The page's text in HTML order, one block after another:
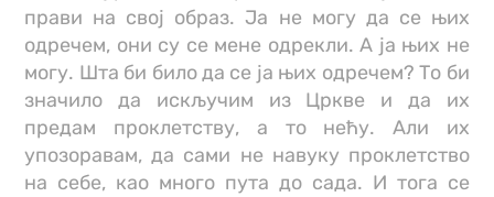
прави на свој образ. Ја не могу да се њих
одречем, они су се мене одрекли. А ја њих не
могу. Шта би било да се ја њих одречем? То би
значило да искључим из Цркве и да их
предам проклетству, а то нећу. Али их
упозоравам, да сами не навуку проклетство
на себе, као много пута до сада. И тога се